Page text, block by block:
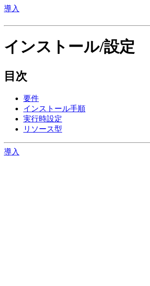
導入
インストール/設定
目次
要件
インストール手順
実行時設定
リソース型
導入